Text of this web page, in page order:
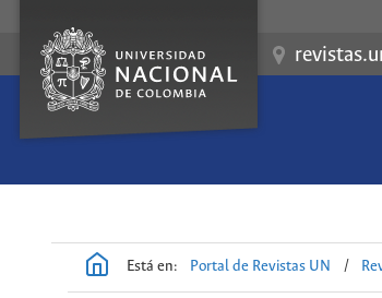
Está en: Portal de Revistas UN /